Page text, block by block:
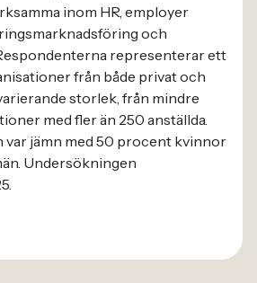
inom HR, employer
och
representerar ett
från både privat och
storlek, från mindre
med fler än 250 anställda.
var jämn med 50 procent kvinnor
Undersökningen